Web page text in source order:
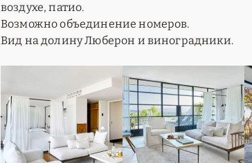
воздухе, патио.
Возможно объединение номеров.
Вид на долину Люберон и виноградники.